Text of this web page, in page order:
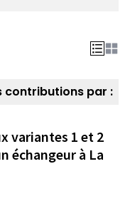
contributions par :
variantes 1 et 2
échangeur à La